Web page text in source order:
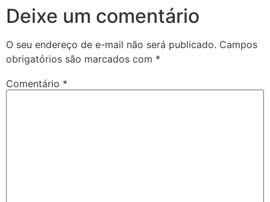
Deixe um comentário
O seu endereço de e-mail não será publicado. Campos
obrigatórios são marcados com *
Comentário *